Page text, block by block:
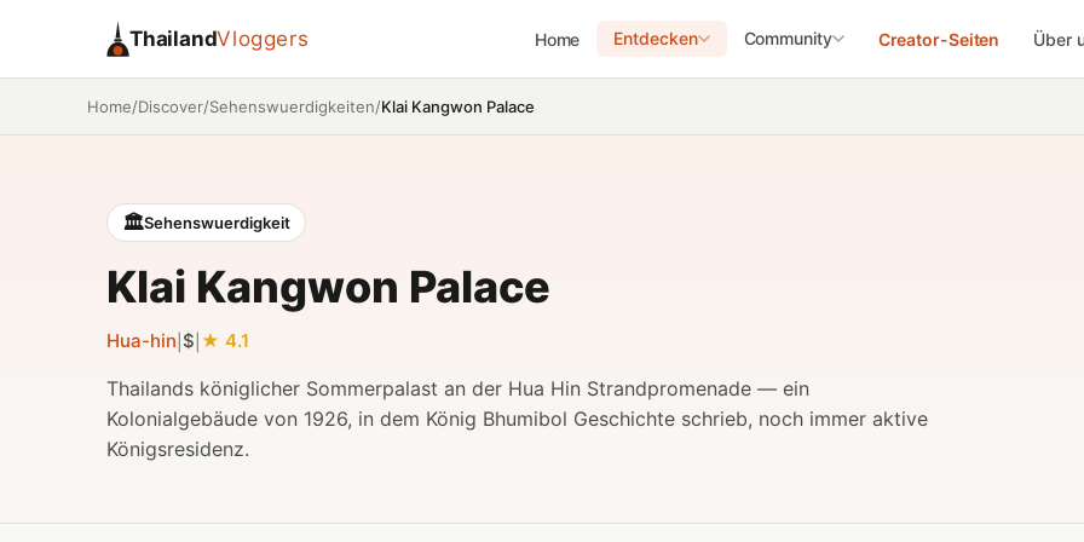
ThailandVloggers Home Entdecken Community Creator-Seiten Über
Home/Discover/Sehenswuerdigkeiten/Klai Kangwon Palace
🏛️Sehenswuerdigkeit
Klai Kangwon Palace
Hua-hin $ 4.1
Thailands königlicher Sommerpalast an der Hua Hin Strandpromenade — ein
Kolonialgebäude von 1926, in dem König Bhumibol Geschichte schrieb, noch immer aktive
Königsresidenz.